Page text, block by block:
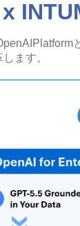
ます。